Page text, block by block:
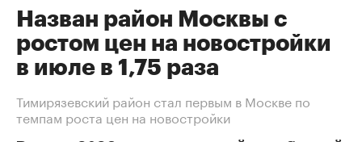
Назван район Москвы с
ростом цен на новостройки
в июле в 1,75 раза
Тимирязевский район стал первым в Москве по
темпам роста цен на новостройки